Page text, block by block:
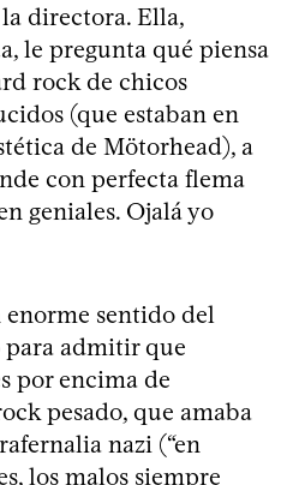
directora. Ella,
le pregunta qué piensa
rock de chicos
(que estaban en
de Mötorhead), a
con perfecta flema
geniales. Ojalá yo
sentido del
admitir que
por encima de
pesado, que amaba
nazi (“en
los malos siempre